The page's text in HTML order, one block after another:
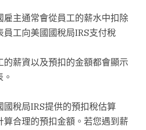
雇主通常會從員工的薪水中扣除
員工向美國國稅局IRS支付稅
的薪資以及預扣的金額都會顯示
國稅局IRS提供的預扣稅估算
算合理的預扣金額。若您遇到薪